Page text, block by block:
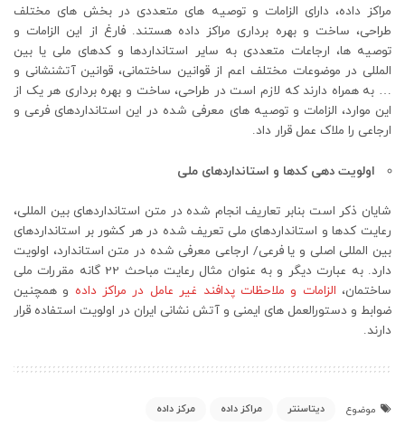
مراکز داده، دارای الزامات و توصیه های متعددی در بخش های مختلف
طراحی، ساخت و بهره برداری مراکز داده هستند. فارغ از این الزامات و
توصیه ها، ارجاعات متعددی به سایر استانداردها و کدهای ملی یا بین
المللی در موضوعات مختلف اعم از قوانین ساختمانی، قوانین آتشنشانی و
… به همراه دارند که لازم است در طراحی، ساخت و بهره برداری هر یک از
این موارد، الزامات و توصیه های معرفی شده در این استانداردهای فرعی و
ارجاعی را ملاک عمل قرار داد.
اولویت دهی کدها و استانداردهای ملی
شایان ذکر است بنابر تعاریف انجام شده در متن استانداردهای بین المللی،
رعایت کدها و استانداردهای ملی تعریف شده در هر کشور بر استانداردهای
بین المللی اصلی و یا فرعی/ ارجاعی معرفی شده در متن استاندارد، اولویت
دارد. به عبارت دیگر و به عنوان مثال رعایت مباحث 22 گانه مقررات ملی
ساختمان، الزامات و ملاحظات پدافند غیر عامل در مراکز داده و همچنین
ضوابط و دستورالعمل های ایمنی و آتش نشانی ایران در اولویت استفاده قرار
دارند.
موضوع دیتاسنتر مراکز داده مرکز داده